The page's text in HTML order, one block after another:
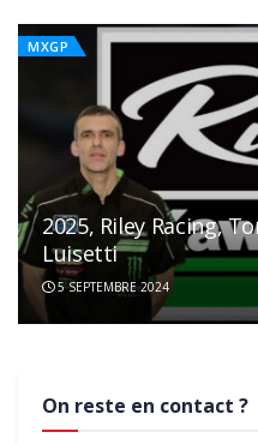
MXGP
2025, Riley Racing,
Luisetti
5 SEPTEMBRE 2024
On reste en contact ?